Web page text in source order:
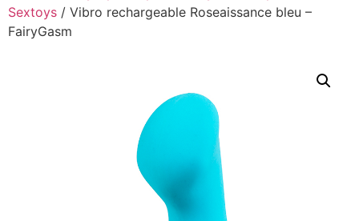
Sextoys / Vibro rechargeable Roseaissance bleu –
FairyGasm